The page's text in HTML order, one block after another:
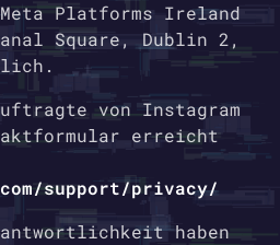
Platforms Ireland
Square, Dublin 2,
von Instagram
erreicht
support/privacy/
haben